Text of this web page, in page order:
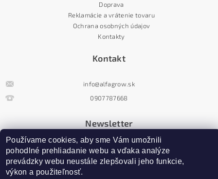
Doprava
Reklamácie a vrátenie tovaru
Ochrana osobných údajov
Kontakty
Kontakt
info@alfagrow.sk
0907787668
Newsletter
Používame cookies, aby sme Vám umožnili
pohodlné prehliadanie webu a vďaka analýze
prevádzky webu neustále zlepšovali jeho funkcie,
výkon a použiteľnosť.